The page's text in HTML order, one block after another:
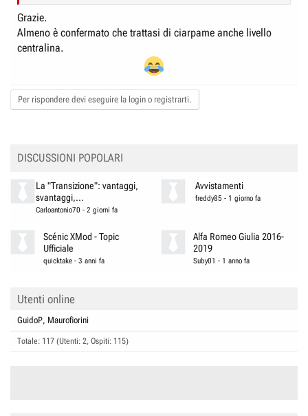
Grazie.
Almeno è confermato che trattasi di ciarpame anche livello
centralina.
Per rispondere devi eseguire la login o registrarti.
DISCUSSIONI POPOLARI
La "Transizione": vantaggi,
svantaggi,...
Carloantonio70 - 2 giorni fa
Avvistamenti
freddy85 - 1 giorno fa
Scénic XMod - Topic
Ufficiale
quicktake -3 anni fa
Alfa Romeo Giulia 2016-
2019
Suby01 - 1 anno fa
Utenti online
GuidoP Maurofiorini
Totale: 117 (Utenti: 2, Ospiti: 115)